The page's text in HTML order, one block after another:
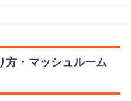
方・マッシュルーム